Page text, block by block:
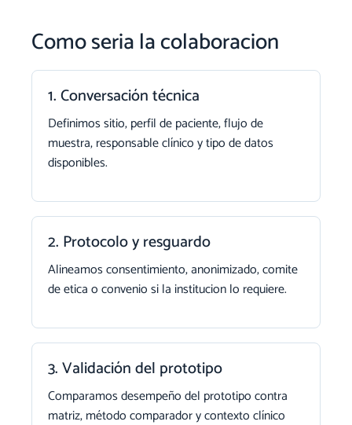
Como seria la colaboracion
1. Conversación técnica
Definimos sitio, perfil de paciente, flujo de
muestra, responsable clínico y tipo de datos
disponibles.
2. Protocolo y resguardo
Alineamos consentimiento, anonimizado, comite
de etica o convenio si la institucion lo requiere.
3. Validación del prototipo
Comparamos desempeño del prototipo contra
matriz, método comparador y contexto clínico